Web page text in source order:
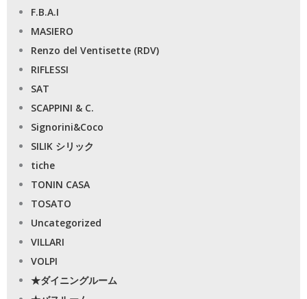
F.B.A.I
MASIERO
Renzo del Ventisette (RDV)
RIFLESSI
SAT
SCAPPINI & C.
Signorini&Coco
SILIK シリック
tiche
TONIN CASA
TOSATO
Uncategorized
VILLARI
VOLPI
★ダイニングルーム